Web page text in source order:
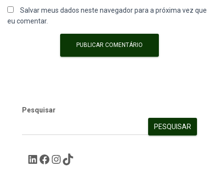
Salvar meus dados neste navegador para a próxima vez que
eu comentar.
Pesquisar
PESQUISAR